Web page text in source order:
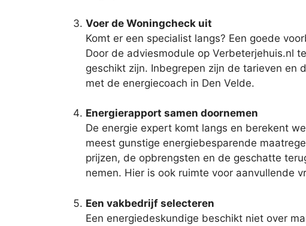
Voer de Woningcheck uit
Komt er een specialist langs? Een goede
Door de adviesmodule op Verbeterjehuis.nl
geschikt zijn. Inbegrepen zijn de tarieven en
met de energiecoach in Den Velde.
Energierapport samen doornemen
De energie expert komt langs en berekent
meest gunstige energiebesparende
prijzen, de opbrengsten en de geschatte
nemen. Hier is ook ruimte voor aanvullende
Een vakbedrijf selecteren
Een energiedeskundige beschikt niet over